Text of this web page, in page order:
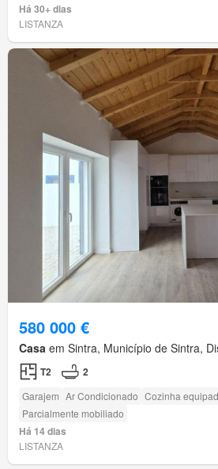
Há 30+ dias
LISTANZA
580 000 €
Casa em Sintra, Município de Sintra,
T2 2
Garajem Ar Condicionado Cozinha
Parcialmente mobiliado
Há 14 dias
LISTANZA